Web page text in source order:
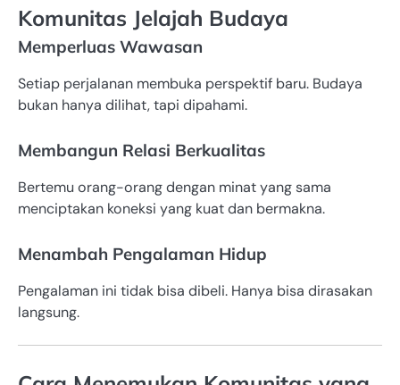
Komunitas Jelajah Budaya
Memperluas Wawasan
Setiap perjalanan membuka perspektif baru. Budaya
bukan hanya dilihat, tapi dipahami.
Membangun Relasi Berkualitas
Bertemu orang-orang dengan minat yang sama
menciptakan koneksi yang kuat dan bermakna.
Menambah Pengalaman Hidup
Pengalaman ini tidak bisa dibeli. Hanya bisa dirasakan
langsung.